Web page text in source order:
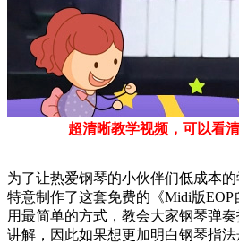
超清晰教学视频，可以看
为了让热爱钢琴的小伙伴们低成本
特意制作了这套免费的《Midi版
用最简单的方式，教会大家钢琴弹
讲解，因此如果想更加明白钢琴指